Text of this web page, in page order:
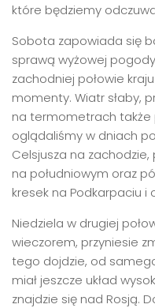
które będziemy
Sobota zapowiada się
sprawą wyżowej
zachodniej połowie
momenty. Wiatr słaby,
na termometrach
oglądaliśmy w dniach
Celsjusza na zachodzie,
na południowym oraz
kresek na Podkarpaciu i
Niedziela w drugiej
wieczorem, przyniesie
tego dojdzie, od
miał jeszcze układ
znajdzie się nad Rosją.